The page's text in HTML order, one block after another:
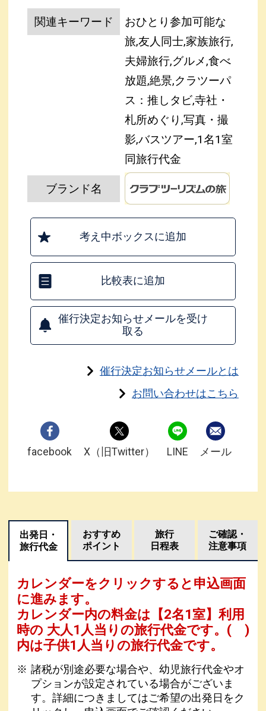
関連キーワード
おひとり参加可能な
旅,友人同士,家族旅行,
夫婦旅行,グルメ,食べ
放題,絶景,クラツーパ
ス：推しタビ,寺社・
札所めぐり,写真・撮
影,バスツアー,1名1室
同旅行代金
ブランド名
考え中ボックスに追加
比較表に追加
催行決定お知らせメールを受け
取る
催行決定お知らせメールとは
お問い合わせはこちら
facebook X（旧Twitter） LINE メール
出発日・
旅行代金
おすすめ
ポイント
旅行
日程表
ご確認・
注意事項
カレンダーをクリックすると申込画面
に進みます。
カレンダー内の料金は 【2名1室】利用
時の 大人1人当りの旅行代金です。 ( )
内は子供1人当りの旅行代金です。
諸税が別途必要な場合や、幼児旅行代金やオ
プションが設定されている場合がございま
す。詳細につきましてはご希望の出発日をク